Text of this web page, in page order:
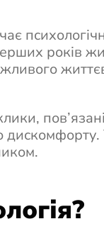
років
пов’язані